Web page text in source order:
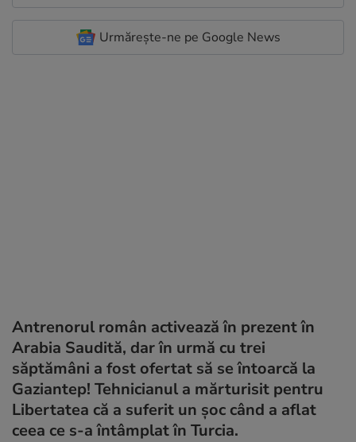
Urmărește-ne pe Google News
Antrenorul român activează în prezent în
Arabia Saudită, dar în urmă cu trei
săptămâni a fost ofertat să se întoarcă la
Gaziantep! Tehnicianul a mărturisit pentru
Libertatea că a suferit un șoc când a aflat
ceea ce s-a întâmplat în Turcia.